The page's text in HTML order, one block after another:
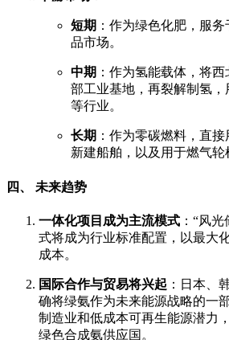
短期 ：作为绿色化肥，服
品市场。
中期 ：作为氢能载体，将
部工业基地，再裂解制氢
等行业。
长期 ：作为零碳燃料，直
新建船舶，以及用于燃气轮
四、 未来趋势
一体化项目成为主流模式 ：“风
式将成为行业标准配置，以最大
成本。
国际合作与贸易将兴起 ：日本、
确将绿氨作为未来能源战略的一
制造业和低成本可再生能源潜力
绿色合成氨供应国。